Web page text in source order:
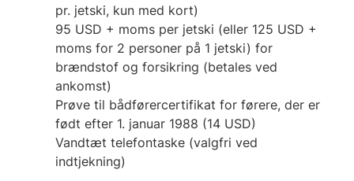
pr. jetski, kun med kort)
95 USD + moms per jetski (eller 125 USD +
moms for 2 personer på 1 jetski) for
brændstof og forsikring (betales ved
ankomst)
Prøve til bådførercertifikat for førere, der er
født efter 1. januar 1988 (14 USD)
Vandtæt telefontaske (valgfri ved
indtjekning)